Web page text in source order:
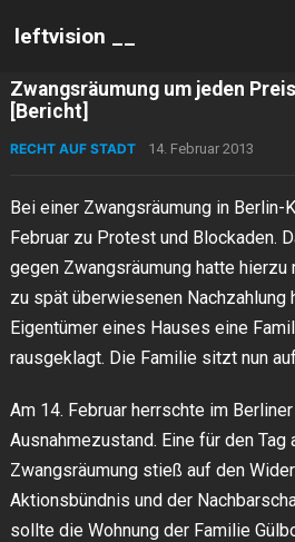
leftvision __
Zwangsräumung um jeden
[Bericht]
RECHT AUF STADT 14. Februar 2013
Bei einer Zwangsräumung in Berlin-
Februar zu Protest und Blockaden.
gegen Zwangsräumung hatte
zu spät überwiesenen Nachzahlung
Eigentümer eines Hauses eine
rausgeklagt. Die Familie sitzt nun
Am 14. Februar herrschte im
Ausnahmezustand. Eine für den Tag
Zwangsräumung stieß auf den
Aktionsbündnis und der
sollte die Wohnung der Familie